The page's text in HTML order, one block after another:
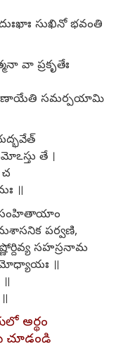
సుఖినో భవంతి
వా ప్రకృతేః
సమర్పయామి
తే ।
॥
సంహితాయాం
పర్వణి,
సహస్రనామ
॥
అర్థం
చూడండి